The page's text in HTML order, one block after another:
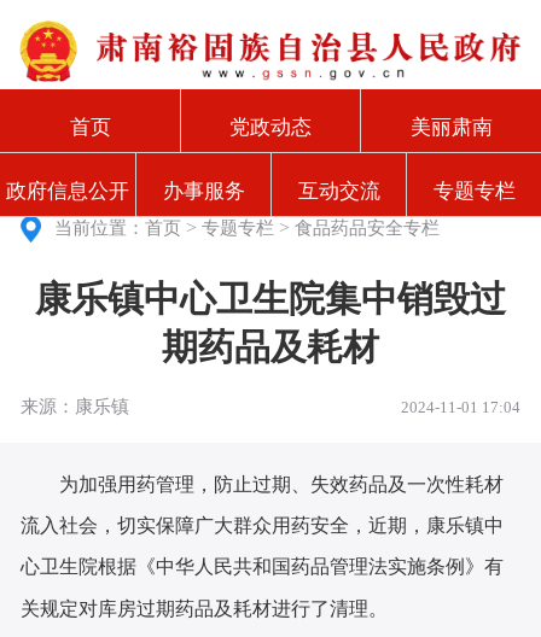
首页 党政动态 美丽肃南
政府信息公开 办事服务 互动交流 专题专栏
当前位置：首页 >专题专栏 >食品药品安全专栏
康乐镇中心卫生院集中销毁过
期药品及耗材
来源：康乐镇 2024-11-01 17:04
为加强用药管理，防止过期、失效药品及一次性耗材
流入社会，切实保障广大群众用药安全，近期， 康乐镇中
心卫生院根据《中华人民共和国药品管理法实施条例》有
关规定对库房过期药品及耗材进行了清理。